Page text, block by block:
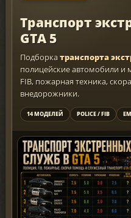
Транспорт
GTA 5
Подборка транспорта
полицейские автомобили
FIB, пожарная техника,
внедорожники.
14 МОДЕЛЕЙ POLICE / FIB